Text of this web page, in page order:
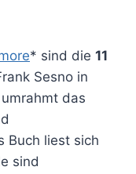
* sind die 11
Sesno in
das
Buch liest sich
sind